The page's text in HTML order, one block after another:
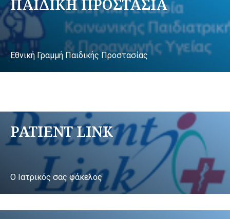
ΠΑΙΔΙΚΗ ΠΡΟΣΤΑΣΙΑ
Εθνική Γραμμή Παιδικής Προστασίας
PATIENT LINK
Ο Ιατρικός σας φάκελος